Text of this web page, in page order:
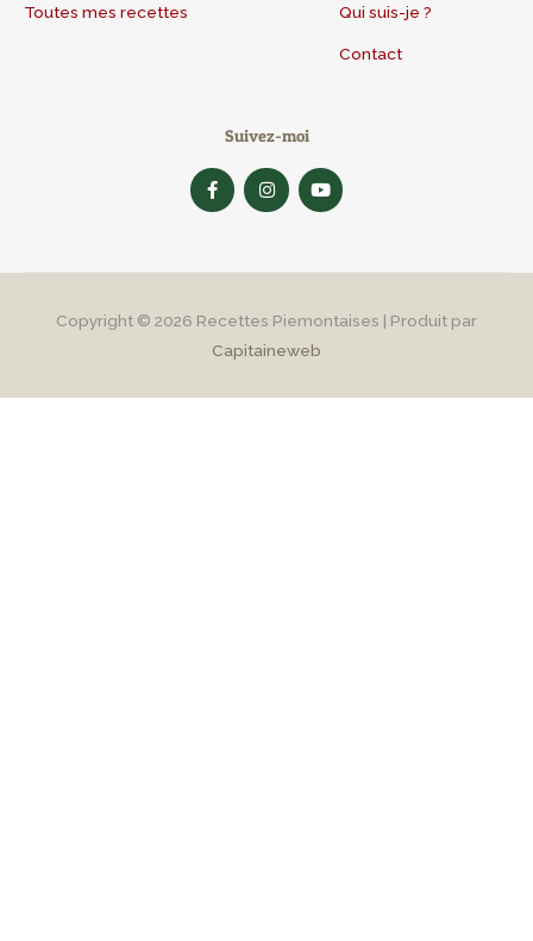
Toutes mes recettes Qui suis-je ?
Contact
Suivez-moi
F
a
c
-
I
n
s
m
Y
o
u
Copyright © 2026 Recettes Piemontaises | Produit par
Capitaineweb